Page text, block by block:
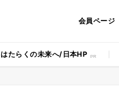
会員ページ
はたらくの未来へ/日本HP